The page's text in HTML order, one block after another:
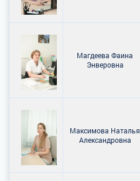
Магдеева Фаина
Энверовна
Максимова Наталья
Александровна